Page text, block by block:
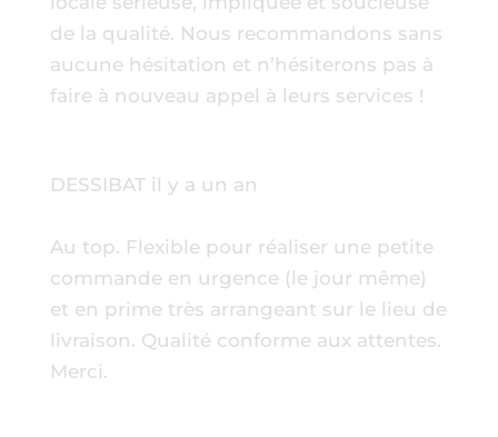
de la qualité. Nous recommandons sans
aucune hésitation et n’hésiterons pas à
faire à nouveau appel à leurs services !
DESSIBAT il y a un an
Au top. Flexible pour réaliser une petite
commande en urgence (le jour même)
et en prime très arrangeant sur le lieu de
livraison. Qualité conforme aux attentes.
Merci.